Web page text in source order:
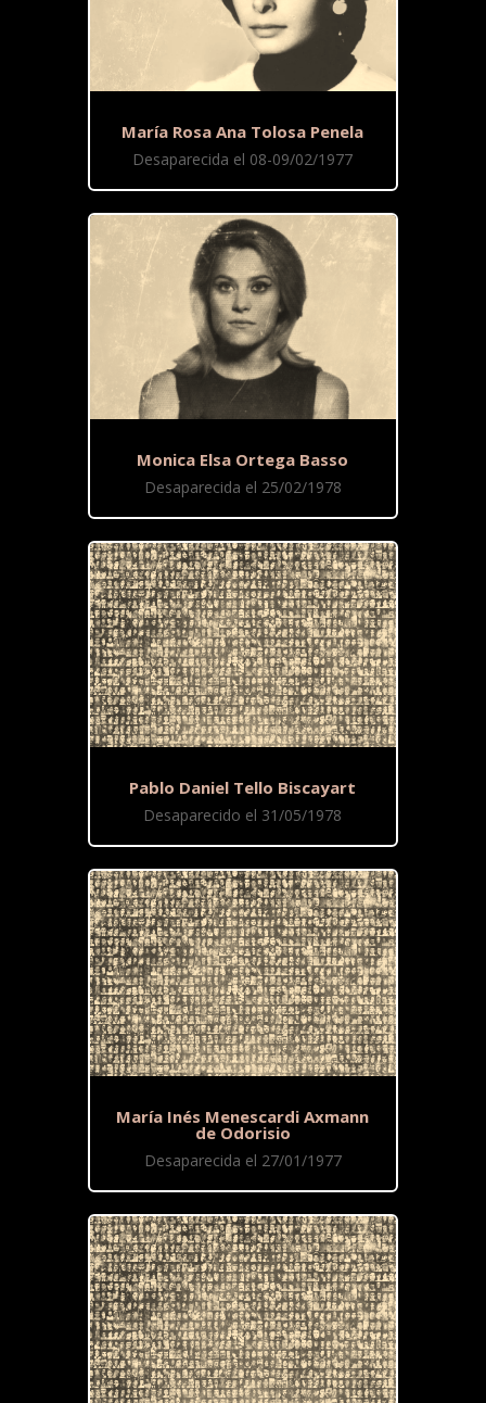
María Rosa Ana Tolosa Penela
Desaparecida el 08-09/02/1977
Monica Elsa Ortega Basso
Desaparecida el 25/02/1978
Pablo Daniel Tello Biscayart
Desaparecido el 31/05/1978
María Inés Menescardi Axmann
de Odorisio
Desaparecida el 27/01/1977